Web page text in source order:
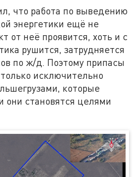
что работа по выведению
энергетики ещё не
от неё проявится, хоть и с
рушится, затрудняется
по ж/д. Поэтому припасы
исключительно
которые
они становятся целями